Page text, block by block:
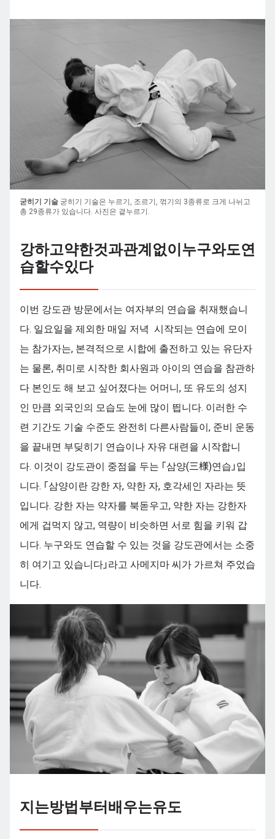
굳히기 기술 굳히기 기술은 누르기, 조르기, 꺾기의 3종류로 크게 나뉘고
총 29종류가 있습니다. 사진은 곁누르기.
강하고약한것과관계없이누구와도연
습할수있다
이번 강도관 방문에서는 여자부의 연습을 취재했습니
다. 일요일을 제외한 매일 저녁 시작되는 연습에 모이
는 참가자는, 본격적으로 시합에 출전하고 있는 유단자
는 물론, 취미로 시작한 회사원과 아이의 연습을 참관하
다 본인도 해 보고 싶어졌다는 어머니, 또 유도의 성지
인 만큼 외국인의 모습도 눈에 많이 띕니다. 이러한 수
련 기간도 기술 수준도 완전히 다른사람들이, 준비 운동
을 끝내면 부딪히기 연습이나 자유 대련을 시작합니
다. 이것이 강도관이 중점을 두는 「삼양(三様)연습」입
니다. 「삼양이란 강한 자, 약한 자, 호각세인 자라는 뜻
입니다. 강한 자는 약자를 북돋우고, 약한 자는 강한자
에게 겁먹지 않고, 역량이 비슷하면 서로 힘을 키워 갑
니다. 누구와도 연습할 수 있는 것을 강도관에서는 소중
히 여기고 있습니다」라고 사메지마 씨가 가르쳐 주었습
니다.
지는방법부터배우는유도